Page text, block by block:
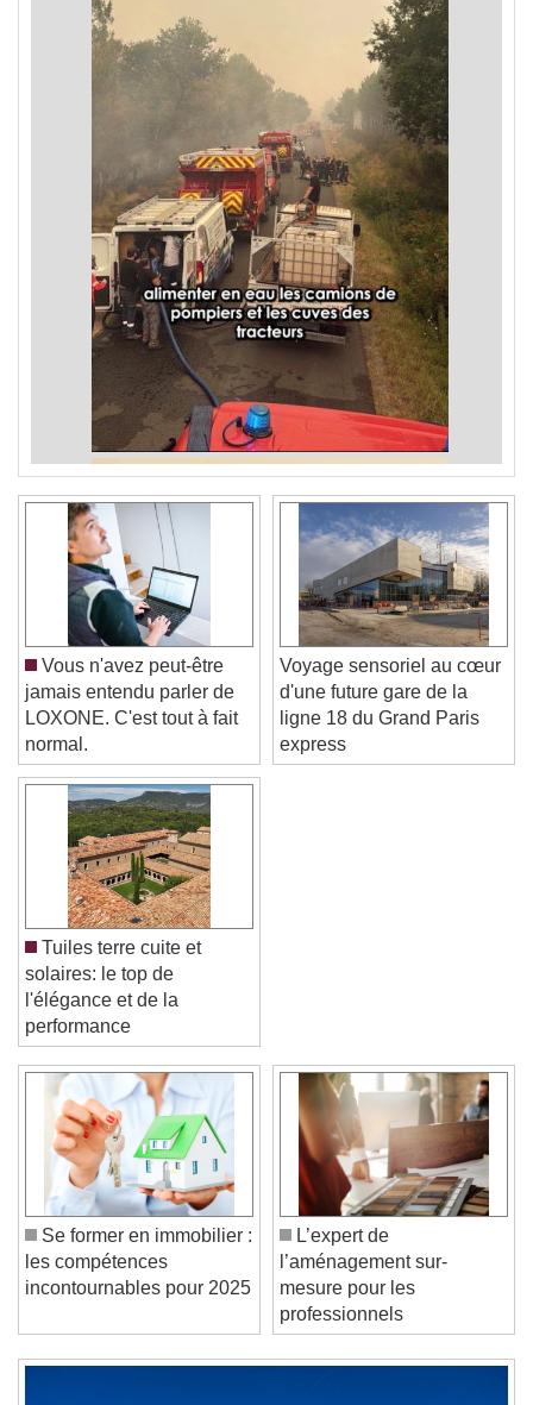
Video Player is loading.
Play Video
Play
Skip Backward
Skip Forward
Unmute
Current Time0:00
/
Duration -:-
Stream TypeLIVE
Seek to live, currently behind liveLIVE
Vous n'avez peut-être
jamais entendu parler de
LOXONE. C'est tout à fait
normal.
Voyage sensoriel au cœur
d'une future gare de la
ligne 18 du Grand Paris
express
Tuiles terre cuite et
solaires: le top de
l'élégance et de la
performance
Se former en immobilier :
les compétences
L’expert de
l’aménagement sur-
mesure pour les
professionnels